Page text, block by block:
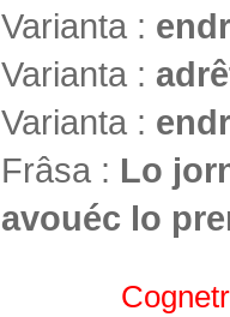
Varianta :
Varianta :
Varianta :
Frâsa : Lo
avouéc lo